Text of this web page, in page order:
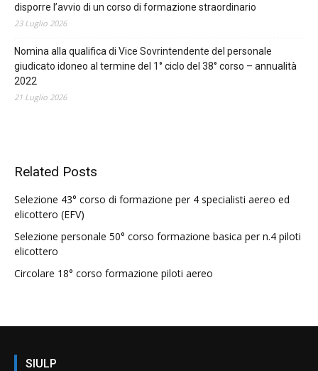
disporre l’avvio di un corso di formazione straordinario
23 Luglio 2026
Nomina alla qualifica di Vice Sovrintendente del personale
giudicato idoneo al termine del 1° ciclo del 38° corso – annualità
2022
21 Luglio 2026
Related Posts
Selezione 43° corso di formazione per 4 specialisti aereo ed
elicottero (EFV)
Selezione personale 50° corso formazione basica per n.4 piloti
elicottero
Circolare 18° corso formazione piloti aereo
SIULP